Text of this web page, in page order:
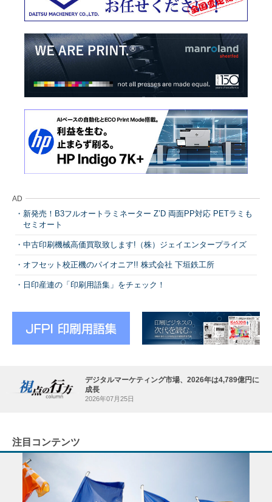
AD
新発売！B3フルオートラミネーター Z’D 両面PP対応 PETラミも
セミオート
中古印刷機械高価買取致します!（株）ジェイエンタープライズ
オフセット校正機のパイオニア!! 株式会社 下垣鉄工所
日印産連の「印刷用語集」をチェック！
デジタルマーケティング市場、2026年は4,789億円に
成長
2026年07月25日
注目コンテンツ